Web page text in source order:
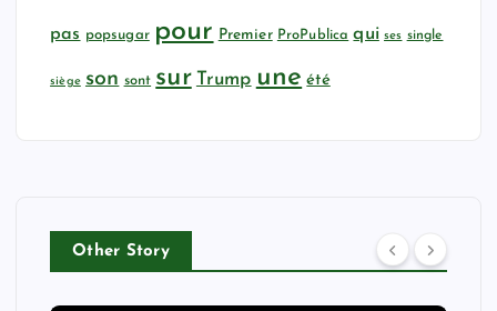
pas popsugar pour Premier ProPublica qui ses single
siège son sont sur Trump une été
Other Story